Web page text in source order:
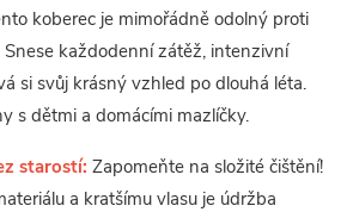
koberec je mimořádně odolný proti
Snese každodenní zátěž, intenzivní
si svůj krásný vzhled po dlouhá léta.
s dětmi a domácími mazlíčky.
starostí: Zapomeňte na složité čištění!
a kratšímu vlasu je údržba